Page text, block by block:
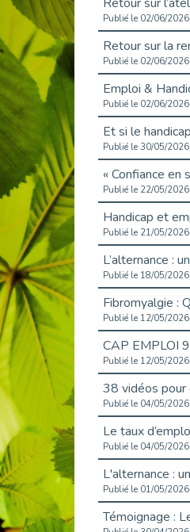
Publié le 02/06/2026
Publié le 02/06/2026
Publié le 02/06/2026
Publié le 30/05/2026
Publié le 22/05/2026
Publié le 21/05/2026
Publié le 18/05/2026
Publié le 12/05/2026
Publié le 12/05/2026
Publié le 04/05/2026
Publié le 04/05/2026
Publié le 01/05/2026